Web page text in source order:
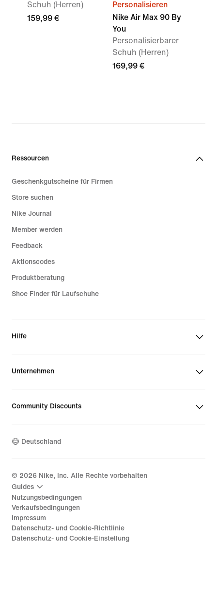
Schuh (Herren)
159,99 €
Personalisieren
Nike Air Max 90 By
You
Personalisierbarer
Schuh (Herren)
169,99 €
Ressourcen
Geschenkgutscheine für Firmen
Store suchen
Nike Journal
Member werden
Feedback
Aktionscodes
Produktberatung
Shoe Finder für Laufschuhe
Hilfe
Unternehmen
Community Discounts
Deutschland
© 2026 Nike, Inc. Alle Rechte vorbehalten
Guides
Nutzungsbedingungen
Verkaufsbedingungen
Impressum
Datenschutz- und Cookie-Richtlinie
Datenschutz- und Cookie-Einstellung